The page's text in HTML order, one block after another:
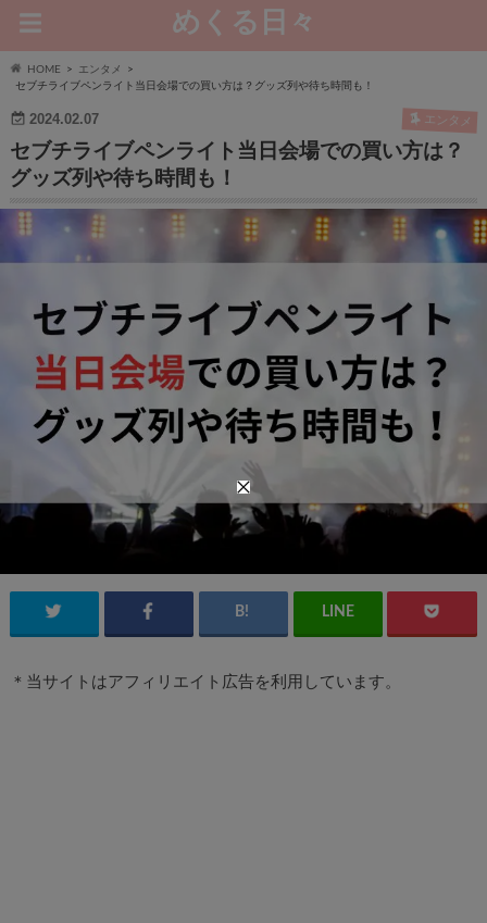
めくる日々
HOME
エンタメ
セブチライブペンライト当日会場での買い方は？グッズ列や待ち時間も！
2024.02.07 エンタメ
セブチライブペンライト当日会場での買い方は？
グッズ列や待ち時間も！
＊当サイトはアフィリエイト広告を利用しています。